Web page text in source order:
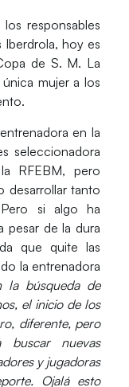
responsables
Iberdrola, hoy es
de S. M. La
mujer a los
en la
seleccionadora
RFEBM, pero
desarrollar tanto
si algo ha
pesar de la dura
que quite las
la entrenadora
la búsqueda de
el inicio de los
diferente, pero
buscar nuevas
y jugadoras
Ojalá esto